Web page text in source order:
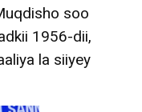
soo
1956-dii,
la siiyey